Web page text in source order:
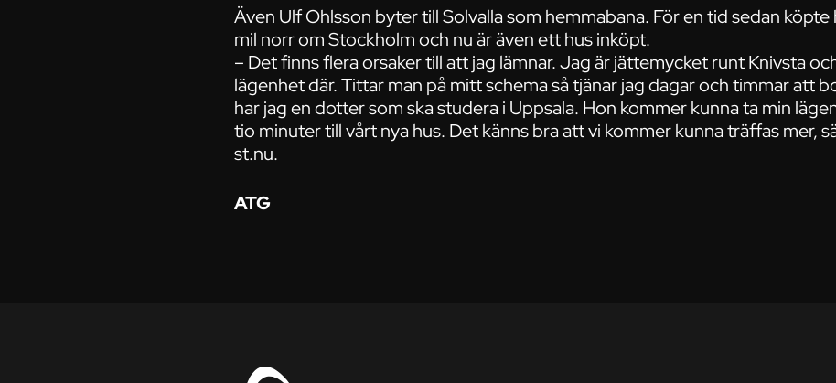
Även Ulf Ohlsson byter till Solvalla som hemmabana. För en tid sedan
mil norr om Stockholm och nu är även ett hus inköpt.
– Det finns flera orsaker till att jag lämnar. Jag är jättemycket runt Knivsta
lägenhet där. Tittar man på mitt schema så tjänar jag dagar och timmar att
har jag en dotter som ska studera i Uppsala. Hon kommer kunna ta min
tio minuter till vårt nya hus. Det känns bra att vi kommer kunna träffas mer,
st.nu.
ATG